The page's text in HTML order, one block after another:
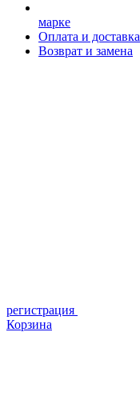
марке
Оплата и доставка
Возврат и замена
регистрация
Корзина